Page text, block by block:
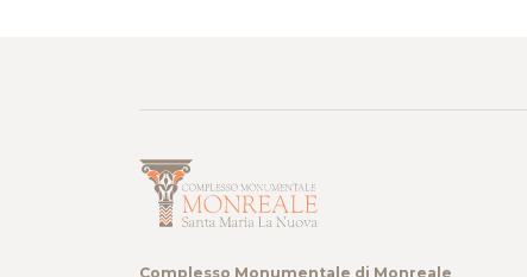
Complesso Monumentale di Monreale